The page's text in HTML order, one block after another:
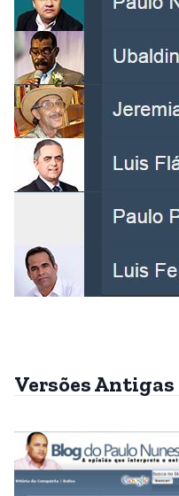
Versões Antigas